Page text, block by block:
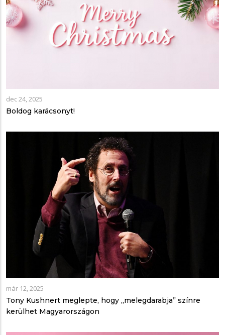
dec 24, 2025
Boldog karácsonyt!
már 12, 2025
Tony Kushnert meglepte, hogy „melegdarabja” színre
kerülhet Magyarországon